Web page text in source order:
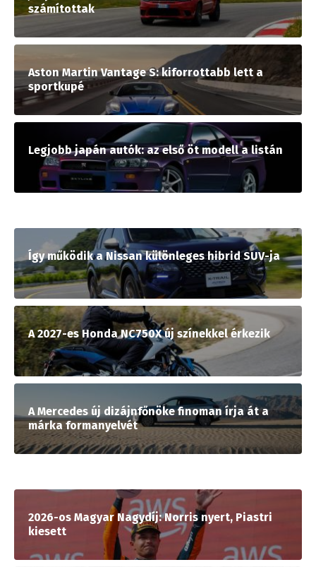
számítottak
Aston Martin Vantage S: kiforrottabb lett a
sportkupé
Legjobb japán autók: az első öt modell a listán
Így működik a Nissan különleges hibrid SUV-ja
A 2027-es Honda NC750X új színekkel érkezik
A Mercedes új dizájnfőnöke finoman írja át a
márka formanyelvét
2026-os Magyar Nagydíj: Norris nyert, Piastri
kiesett